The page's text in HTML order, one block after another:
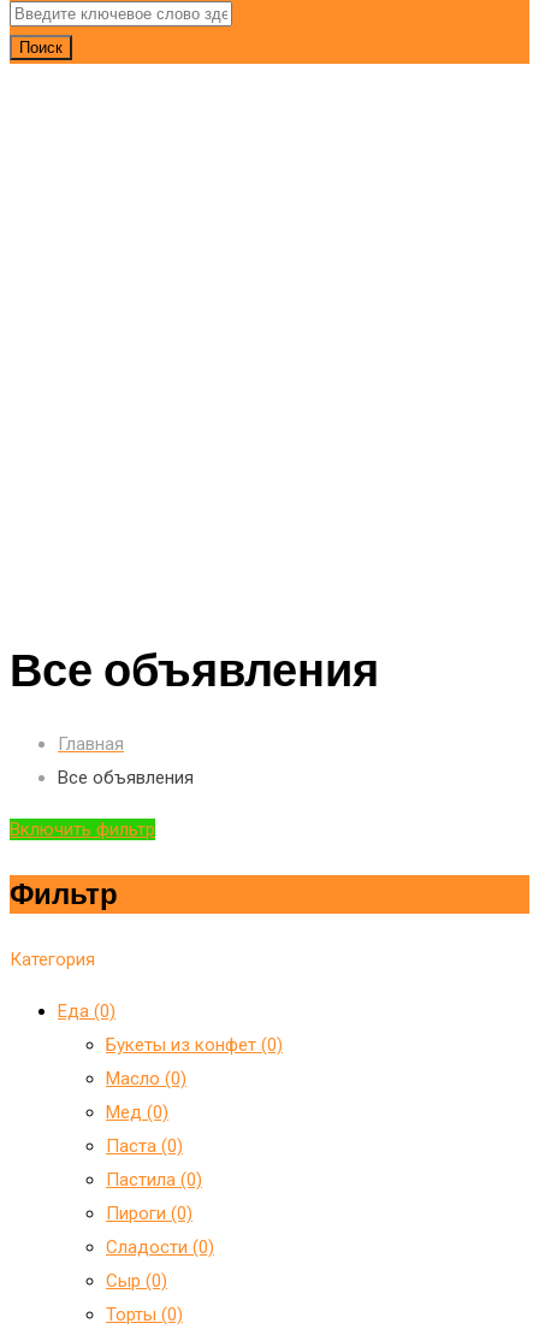
Поиск
Все объявления
Главная
Все объявления
Включить фильтр
Фильтр
Категория
Еда (0)
Букеты из конфет (0)
Масло (0)
Мед (0)
Паста (0)
Пастила (0)
Пироги (0)
Сладости (0)
Сыр (0)
Торты (0)